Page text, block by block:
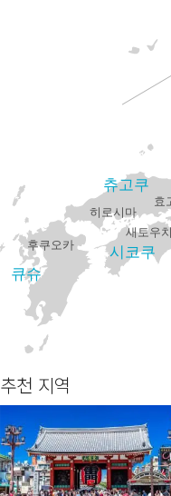
시코쿠
큐슈
츄고쿠
히로시마
새토우
후쿠오카
효
추천 지역